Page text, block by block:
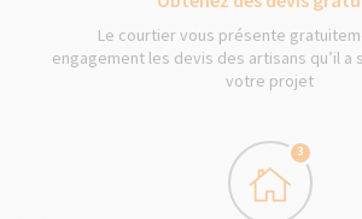
Le courtier vous présente
engagement les devis des artisans qu’il
votre projet
3